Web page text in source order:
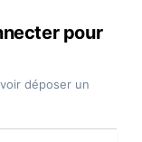
pour
déposer un